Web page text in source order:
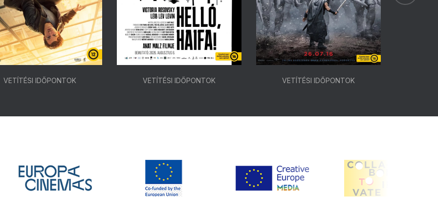
VETÍTÉSI IDŐPONTOK VETÍTÉSI IDŐPONTOK VETÍTÉSI IDŐPONTOK